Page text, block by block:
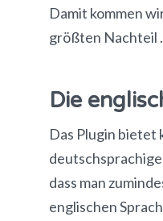
Damit kommen
größten Nachteil
Die
Das Plugin bietet
dass man
englischen